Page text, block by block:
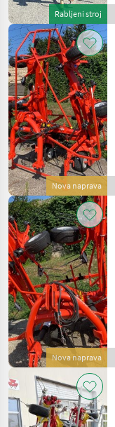
Rabljeni stroj
Nova naprava
Nova naprava